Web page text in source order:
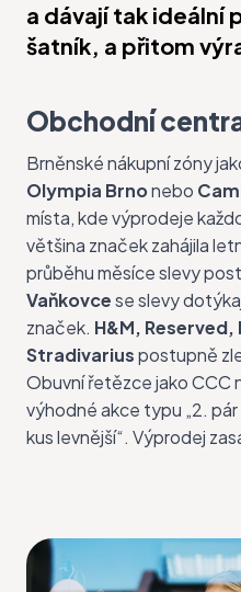
a dávají tak ideální
šatník, a přitom
Obchodní
Brněnské nákupní zóny
Olympia Brnonebo
místa, kde výprodeje
většina značek zahájila
průběhu měsíce slevy
Vaňkovcese slevy
značek. H&M, Reserved,
Stradivariuspostupně
Obuvní řetězce jakoCCC
výhodné akce typu „2. pár
kus levnější“. Výprodej